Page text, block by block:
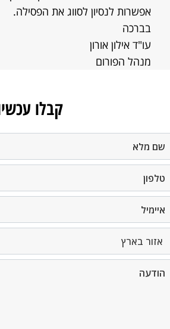
אפשרות לנסיון לסווג את הפסילה.
בברכה
עו"ד אילון אורון
מנהל הפורום
קבלו